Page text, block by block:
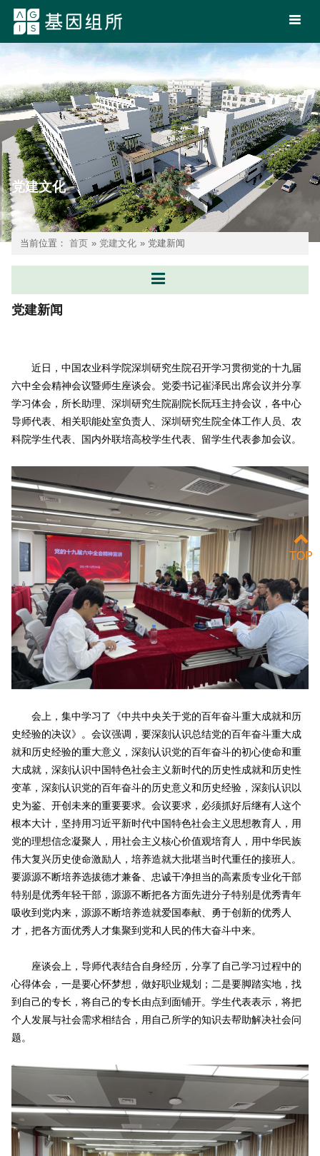
党建文化
当前位置： 首页 » 党建文化 » 党建新闻
党建新闻
近日，中国农业科学院深圳研究生院召开学习贯彻党的十九届
六中全会精神会议暨师生座谈会。党委书记崔泽民出席会议并分享
学习体会，所长助理、深圳研究生院副院长阮珏主持会议，各中心
导师代表、相关职能处室负责人、深圳研究生院全体工作人员、农
科院学生代表、国内外联培高校学生代表、留学生代表参加会议。
会上，集中学习了《中共中央关于党的百年奋斗重大成就和历
史经验的决议》。会议强调，要深刻认识总结党的百年奋斗重大成
就和历史经验的重大意义，深刻认识党的百年奋斗的初心使命和重
大成就，深刻认识中国特色社会主义新时代的历史性成就和历史性
变革，深刻认识党的百年奋斗的历史意义和历史经验，深刻认识以
史为鉴、开创未来的重要要求。会议要求，必须抓好后继有人这个
根本大计，坚持用习近平新时代中国特色社会主义思想教育人，用
党的理想信念凝聚人，用社会主义核心价值观培育人，用中华民族
伟大复兴历史使命激励人，培养造就大批堪当时代重任的接班人。
要源源不断培养选拔德才兼备、忠诚干净担当的高素质专业化干部
特别是优秀年轻干部，源源不断把各方面先进分子特别是优秀青年
吸收到党内来，源源不断培养造就爱国奉献、勇于创新的优秀人
才，把各方面优秀人才集聚到党和人民的伟大奋斗中来。
座谈会上，导师代表结合自身经历，分享了自己学习过程中的
心得体会，一是要心怀梦想，做好职业规划；二是要脚踏实地，找
到自己的专长，将自己的专长由点到面铺开。学生代表表示，将把
个人发展与社会需求相结合，用自己所学的知识去帮助解决社会问
题。
TOP
TOP